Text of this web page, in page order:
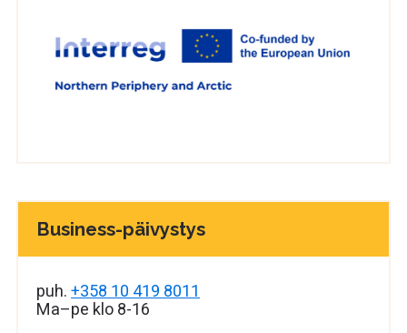
Business-päivystys
puh.+358 10 419 8011
Ma–pe klo 8-16